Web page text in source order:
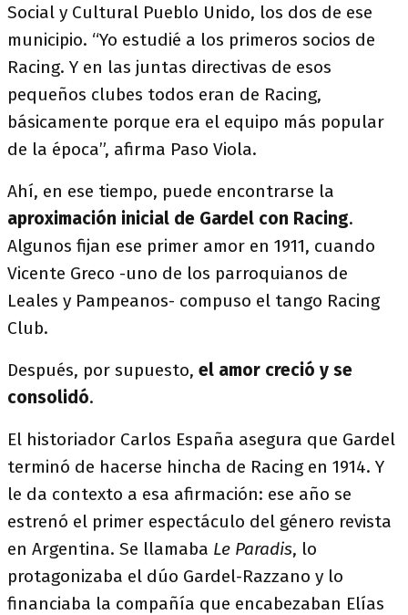
Social y Cultural Pueblo Unido, los dos de ese
municipio. “Yo estudié a los primeros socios de
Racing. Y en las juntas directivas de esos
pequeños clubes todos eran de Racing,
básicamente porque era el equipo más popular
de la época”, afirma Paso Viola.
Ahí, en ese tiempo, puede encontrarse la
aproximación inicial de Gardel con Racing.
Algunos fijan ese primer amor en 1911, cuando
Vicente Greco -uno de los parroquianos de
Leales y Pampeanos- compuso el tango Racing
Club.
Después, por supuesto, el amor creció y se
consolidó.
El historiador Carlos España asegura que Gardel
terminó de hacerse hincha de Racing en 1914. Y
le da contexto a esa afirmación: ese año se
estrenó el primer espectáculo del género revista
en Argentina. Se llamaba Le Paradis, lo
protagonizaba el dúo Gardel-Razzano y lo
financiaba la compañía que encabezaban Elías